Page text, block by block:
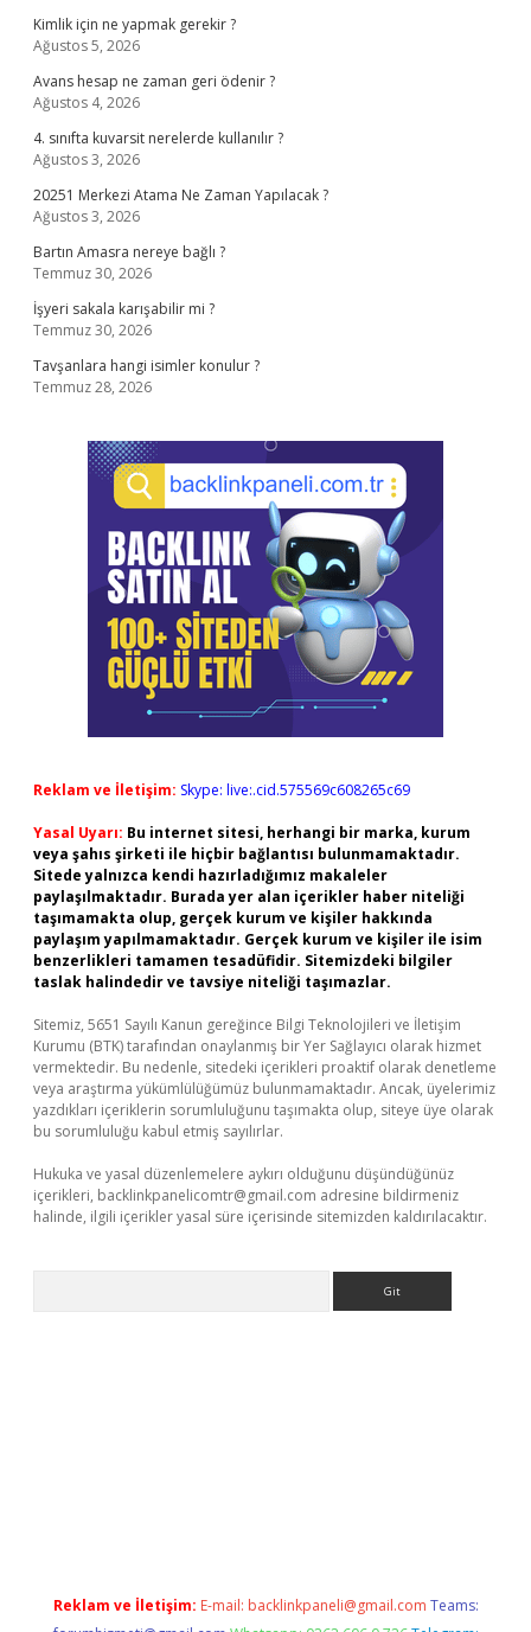
Kimlik için ne yapmak gerekir ?
Ağustos 5, 2026
Avans hesap ne zaman geri ödenir ?
Ağustos 4, 2026
4. sınıfta kuvarsit nerelerde kullanılır ?
Ağustos 3, 2026
20251 Merkezi Atama Ne Zaman Yapılacak ?
Ağustos 3, 2026
Bartın Amasra nereye bağlı ?
Temmuz 30, 2026
İşyeri sakala karışabilir mi ?
Temmuz 30, 2026
Tavşanlara hangi isimler konulur ?
Temmuz 28, 2026
Reklam ve İletişim: Skype: live:.cid.575569c608265c69
Yasal Uyarı: Bu internet sitesi, herhangi bir marka, kurum
veya şahıs şirketi ile hiçbir bağlantısı bulunmamaktadır.
Sitede yalnızca kendi hazırladığımız makaleler
paylaşılmaktadır. Burada yer alan içerikler haber niteliği
taşımamakta olup, gerçek kurum ve kişiler hakkında
paylaşım yapılmamaktadır. Gerçek kurum ve kişiler ile isim
benzerlikleri tamamen tesadüfidir. Sitemizdeki bilgiler
taslak halindedir ve tavsiye niteliği taşımazlar.
Sitemiz, 5651 Sayılı Kanun gereğince Bilgi Teknolojileri ve İletişim
Kurumu (BTK) tarafından onaylanmış bir Yer Sağlayıcı olarak hizmet
vermektedir. Bu nedenle, sitedeki içerikleri proaktif olarak denetleme
veya araştırma yükümlülüğümüz bulunmamaktadır. Ancak, üyelerimiz
yazdıkları içeriklerin sorumluluğunu taşımakta olup, siteye üye olarak
bu sorumluluğu kabul etmiş sayılırlar.
Hukuka ve yasal düzenlemelere aykırı olduğunu düşündüğünüz
içerikleri, backlinkpanelicomtr@gmail.com adresine bildirmeniz
halinde, ilgili içerikler yasal süre içerisinde sitemizden kaldırılacaktır.
Reklam ve İletişim: E-mail: backlinkpaneli@gmail.com Teams: